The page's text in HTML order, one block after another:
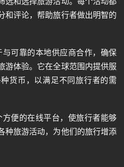
和评论，帮助旅行者做出明智的
可靠的本地供应商合作，确保
游体验。它在全球范围内提供服
货币，以满足不同旅行者的需
便的在线平台，使旅行者能够
种旅游活动，为他们的旅行增添